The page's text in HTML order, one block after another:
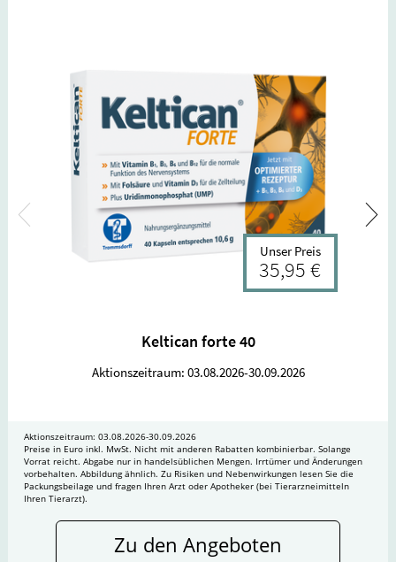
Unser Preis
35,95 €
Keltican forte 40
Aktionszeitraum: 03.08.2026-30.09.2026
Aktionszeitraum: 03.08.2026-30.09.2026
Preise in Euro inkl. MwSt. Nicht mit anderen Rabatten kombinierbar. Solange
Vorrat reicht. Abgabe nur in handelsüblichen Mengen. Irrtümer und Änderungen
vorbehalten. Abbildung ähnlich. Zu Risiken und Nebenwirkungen lesen Sie die
Packungsbeilage und fragen Ihren Arzt oder Apotheker (bei Tierarzneimitteln
Ihren Tierarzt).
Zu den Angeboten